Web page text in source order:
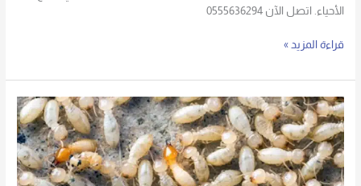
الأحياء. اتصل الآن 0555636294
قراءة المزيد »
شركة
مكافحة
حشرات
شرق
الرياض: